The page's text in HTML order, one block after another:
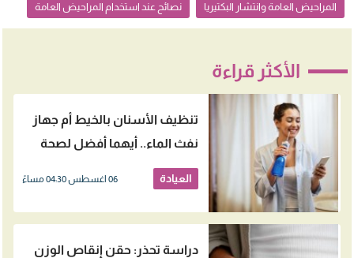
المراحيض العامة وانتشار البكتيريا نصائح عند استخدام المراحيض العامة
الأكثر قراءة
تنظيف الأسنان بالخيط أم جهاز
نفث الماء.. أيهما أفضل لصحة
اللثة؟
العيادة 06 اغسطس 04:30 مساءً
دراسة تحذر: حقن إنقاص الوزن